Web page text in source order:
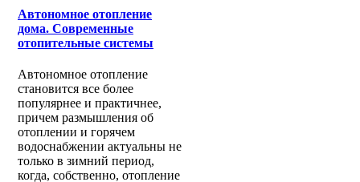
Автономное отопление
дома. Современные
отопительные системы
Автономное отопление
становится все более
популярнее и практичнее,
причем размышления об
отоплении и горячем
водоснабжении актуальны не
только в зимний период,
когда, собственно, отопление